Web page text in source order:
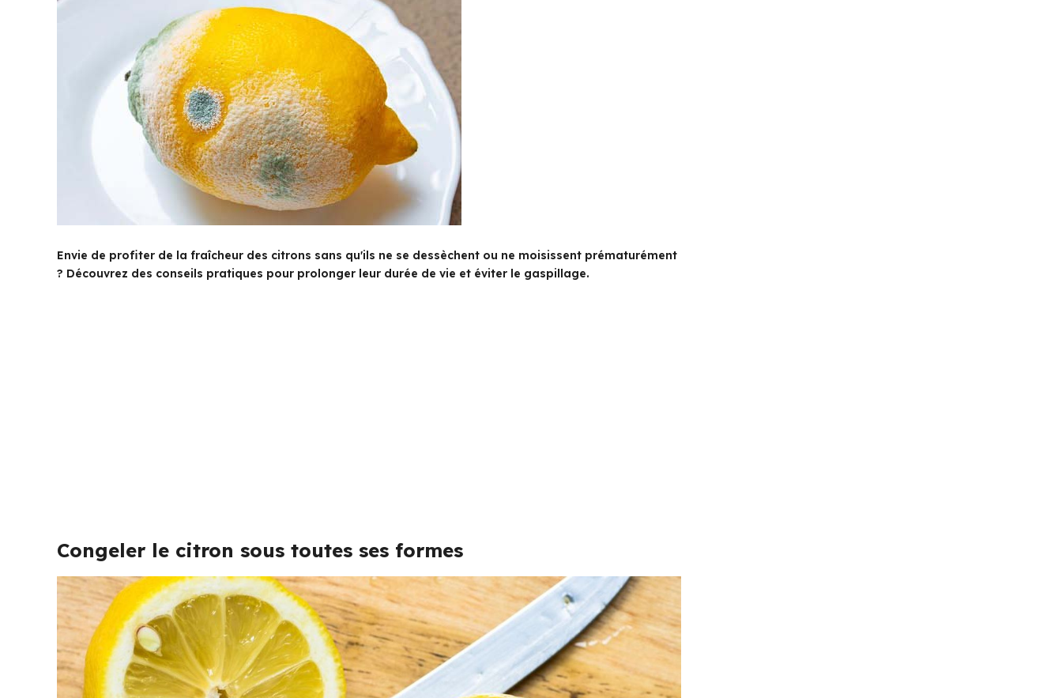
Envie de profiter de la fraîcheur des citrons sans qu'ils ne se dessèchent ou ne moisissent prématurément
? Découvrez des conseils pratiques pour prolonger leur durée de vie et éviter le gaspillage.
Congeler le citron sous toutes ses formes